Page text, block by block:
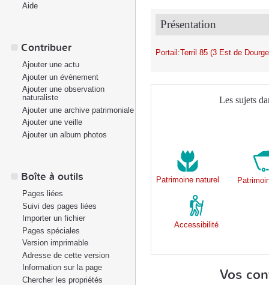
Présentation
Portail:Terril 85 (3 Est de
Les sujets
Patrimoine naturel
Accessibilité
Vos
Aide
Contribuer
Ajouter une actu
Ajouter un évènement
Ajouter une observation
naturaliste
Ajouter une archive patrimoniale
Ajouter une veille
Ajouter un album photos
Boîte à outils
Pages liées
Suivi des pages liées
Importer un fichier
Pages spéciales
Version imprimable
Adresse de cette version
Information sur la page
Chercher les propriétés